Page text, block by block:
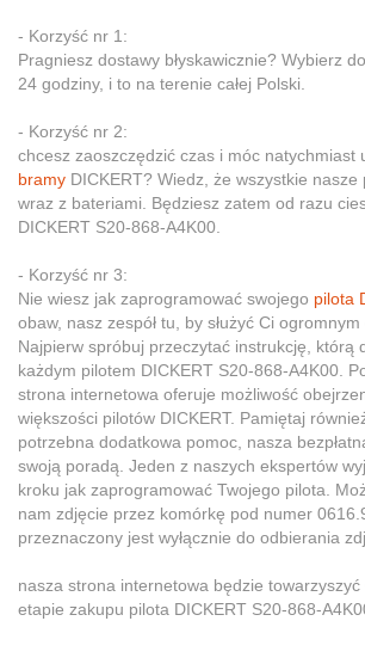
- Korzyść nr 1:
Pragniesz dostawy błyskawicznie? Wybierz
24 godziny, i to na terenie całej Polski.
- Korzyść nr 2:
chcesz zaoszczędzić czas i móc natychmiast
bramy DICKERT? Wiedz, że wszystkie
wraz z bateriami. Będziesz zatem od razu
DICKERT S20-868-A4K00.
- Korzyść nr 3:
Nie wiesz jak zaprogramować swojego pilota
obaw, nasz zespół tu, by służyć Ci
Najpierw spróbuj przeczytać instrukcję, którą
każdym pilotem DICKERT S20-868-A4K00.
strona internetowa oferuje możliwość
większości pilotów DICKERT. Pamiętaj
potrzebna dodatkowa pomoc, nasza
swoją poradą. Jeden z naszych ekspertów
kroku jak zaprogramować Twojego pilota.
nam zdjęcie przez komórkę pod numer
przeznaczony jest wyłącznie do odbierania
nasza strona internetowa będzie towarzyszyć
etapie zakupu pilota DICKERT S20-868-